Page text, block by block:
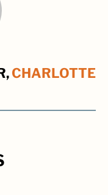
CHARLOTTE